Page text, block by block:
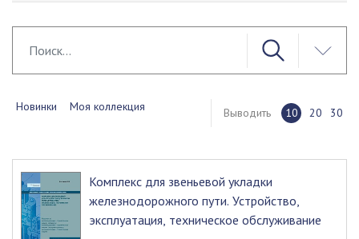
Новинки Моя коллекция Выводить 10 20 30
Комплекс для звеньевой укладки
железнодорожного пути. Устройство,
эксплуатация, техническое обслуживание